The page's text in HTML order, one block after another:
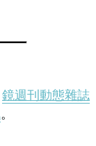
鏡週刊動態雜誌
。